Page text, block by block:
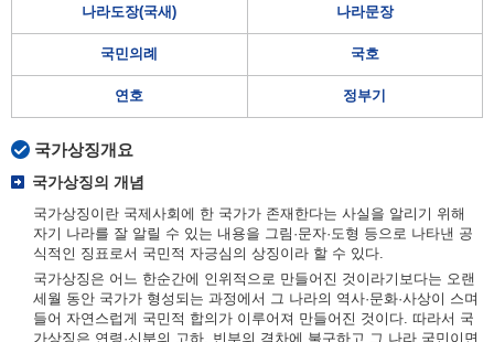
나라도장(국새) 나라문장
국민의례 국호
연호 정부기
국가상징개요
국가상징의 개념
국가상징이란 국제사회에 한 국가가 존재한다는 사실을 알리기 위해
자기 나라를 잘 알릴 수 있는 내용을 그림·문자·도형 등으로 나타낸 공
식적인 징표로서 국민적 자긍심의 상징이라 할 수 있다.
국가상징은 어느 한순간에 인위적으로 만들어진 것이라기보다는 오랜
세월 동안 국가가 형성되는 과정에서 그 나라의 역사·문화·사상이 스며
들어 자연스럽게 국민적 합의가 이루어져 만들어진 것이다. 따라서 국
가상징은 연령·신분의 고하, 빈부의 격차에 불구하고 그 나라 국민이면